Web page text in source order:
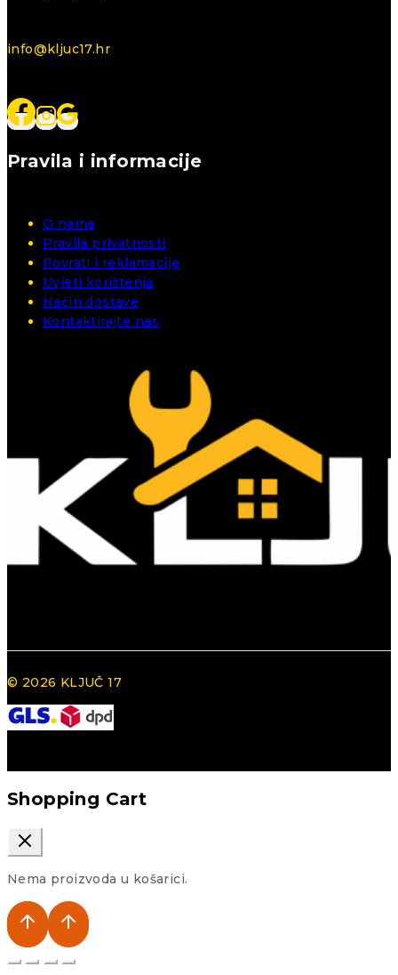
info@kljuc17.hr
Pravila i informacije
O nama
Pravila privatnosti
Povrati i reklamacije
Uvjeti korištenja
Način dostave
Kontaktirajte nas
© 2026 KLJUČ 17
Shopping Cart
Nema proizvoda u košarici.